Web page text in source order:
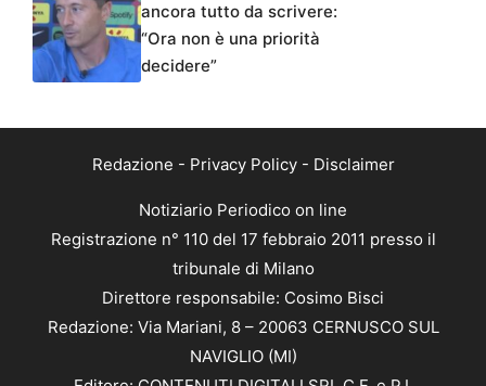
ancora tutto da scrivere:
“Ora non è una priorità
decidere”
Redazione - Privacy Policy- Disclaimer
Notiziario Periodico on line
Registrazione n° 110 del 17 febbraio 2011 presso il
tribunale di Milano
Direttore responsabile: Cosimo Bisci
Redazione: Via Mariani, 8 – 20063 CERNUSCO SUL
NAVIGLIO (MI)